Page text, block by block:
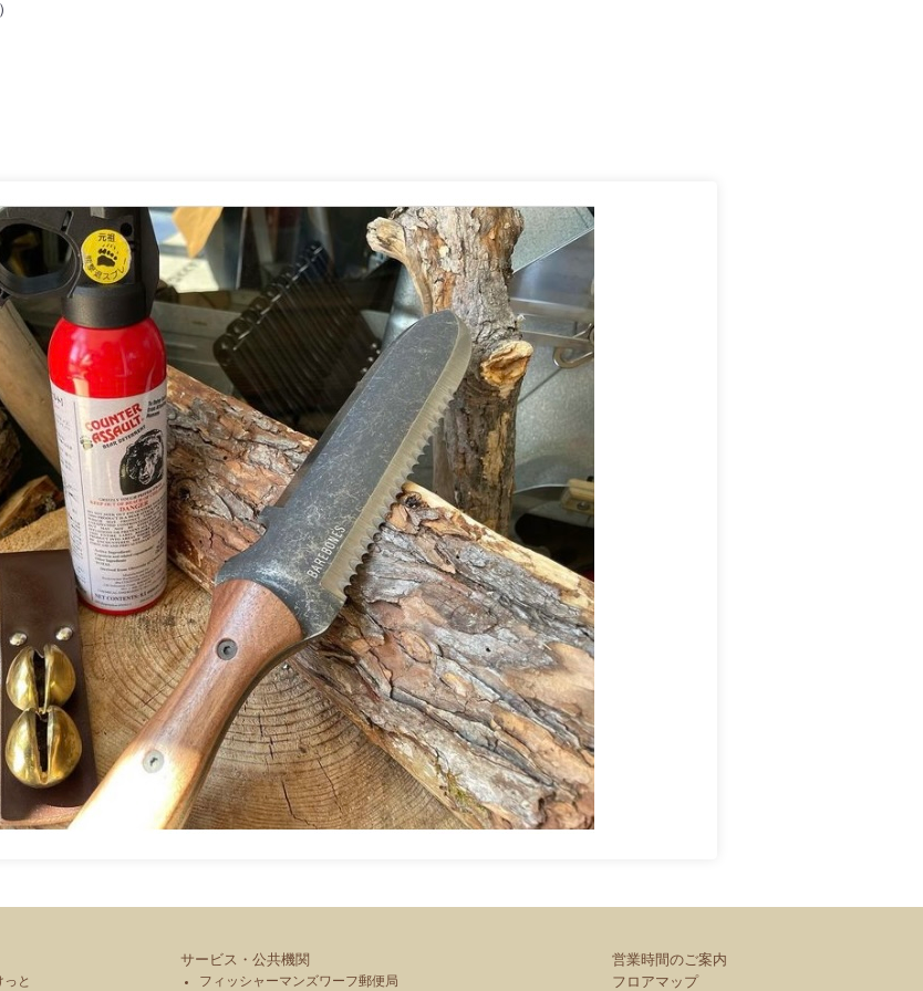
と
サービス・公共機関
フィッシャーマンズワーフ郵便局
営業時間のご案内
フロアマップ